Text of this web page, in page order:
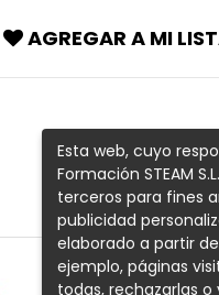
AGREGAR A MI
Esta web, cuyo
Formación STEAM
terceros para fines
publicidad
elaborado a partir
ejemplo, páginas
todas, rechazarlas